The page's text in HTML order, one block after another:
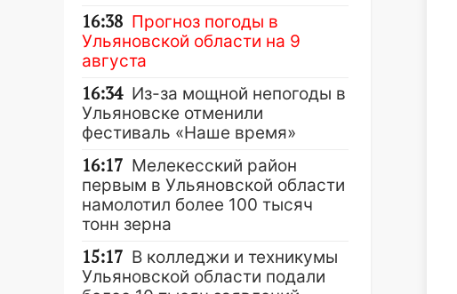
16:38 Прогноз погоды в
Ульяновской области на 9
августа
16:34 Из-за мощной непогоды в
Ульяновске отменили
фестиваль «Наше время»
16:17 Мелекесский район
первым в Ульяновской области
намолотил более 100 тысяч
тонн зерна
15:17 В колледжи и техникумы
Ульяновской области подали